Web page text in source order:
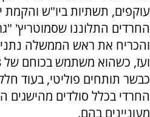
עוקפים, תשתיות ביו"ש והקמת
החרדים התלוננו שסמוטריץ'
והכריח את ראש הממשלה
כבשר תותחים פוליטי, בעוד
החרדי בכלל סולדים מהישגים
מעוניינים בהם.